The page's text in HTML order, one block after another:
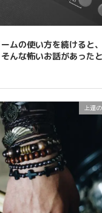
ムの使い方を続けると
んな怖いお話があったと
上達